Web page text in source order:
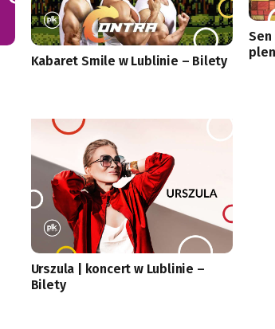
Kabaret Smile w Lublinie – Bilety
Urszula | koncert w Lublinie –
Bilety